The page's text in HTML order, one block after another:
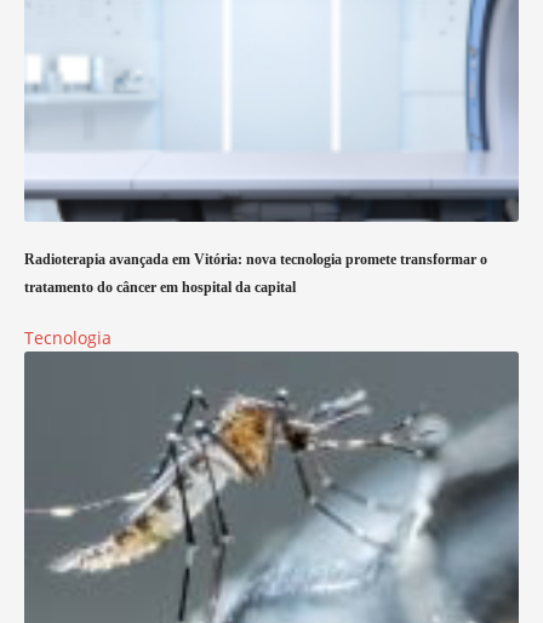
Radioterapia avançada em Vitória: nova tecnologia promete transformar o
tratamento do câncer em hospital da capital
Tecnologia